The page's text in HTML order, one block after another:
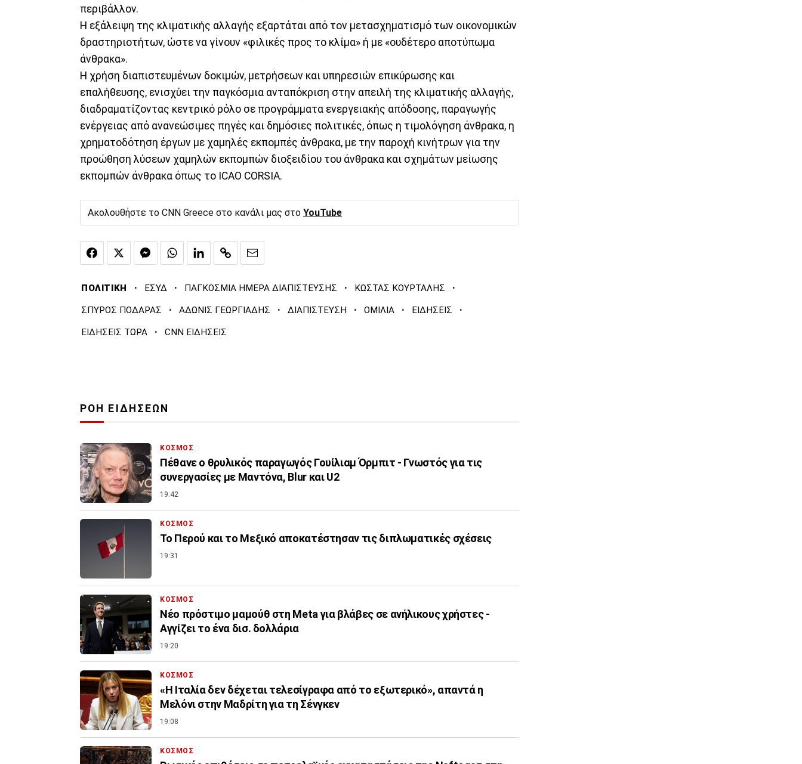
περιβάλλον.
Η εξάλειψη της κλιματικής αλλαγής εξαρτάται από τον μετασχηματισμό των οικονομικών
δραστηριοτήτων, ώστε να γίνουν «φιλικές προς το κλίμα» ή με «ουδέτερο αποτύπωμα
άνθρακα».
Η χρήση διαπιστευμένων δοκιμών, μετρήσεων και υπηρεσιών επικύρωσης και
επαλήθευσης, ενισχύει την παγκόσμια ανταπόκριση στην απειλή της κλιματικής αλλαγής,
διαδραματίζοντας κεντρικό ρόλο σε προγράμματα ενεργειακής απόδοσης, παραγωγής
ενέργειας από ανανεώσιμες πηγές και δημόσιες πολιτικές, όπως η τιμολόγηση άνθρακα, η
χρηματοδότηση έργων με χαμηλές εκπομπές άνθρακα, με την παροχή κινήτρων για την
προώθηση λύσεων χαμηλών εκπομπών διοξειδίου του άνθρακα και σχημάτων μείωσης
εκπομπών άνθρακα όπως το ICAO CORSIA.
Ακολουθήστε το CNN Greece στο κανάλι μας στο YouTube
ΠΟΛΙΤΙΚΗ · ΕΣΥΔ · ΠΑΓΚΟΣΜΙΑ ΗΜΕΡΑ ΔΙΑΠΙΣΤΕΥΣΗΣ · ΚΩΣΤΑΣ ΚΟΥΡΤΑΛΗΣ ·
ΣΠΥΡΟΣ ΠΟΔΑΡΑΣ · ΑΔΩΝΙΣ ΓΕΩΡΓΙΑΔΗΣ · ΔΙΑΠΙΣΤΕΥΣΗ · ΟΜΙΛΙΑ · ΕΙΔΗΣΕΙΣ ·
ΕΙΔΗΣΕΙΣ ΤΩΡΑ · CNN ΕΙΔΗΣΕΙΣ
ΡΟΗ ΕΙΔΗΣΕΩΝ
ΚΟΣΜΟΣ
Πέθανε ο θρυλικός παραγωγός Γουίλιαμ Όρμπιτ - Γνωστός για τις
συνεργασίες με Μαντόνα, Blur και U2
19:42
ΚΟΣΜΟΣ
Το Περού και το Μεξικό αποκατέστησαν τις διπλωματικές σχέσεις
19:31
ΚΟΣΜΟΣ
Nέο πρόστιμο μαμούθ στη Meta για βλάβες σε ανήλικους χρήστες -
Αγγίζει το ένα δισ. δολλάρια
19:20
ΚΟΣΜΟΣ
«Η Ιταλία δεν δέχεται τελεσίγραφα από το εξωτερικό», απαντά η
Μελόνι στην Μαδρίτη για τη Σένγκεν
19:08
ΚΟΣΜΟΣ